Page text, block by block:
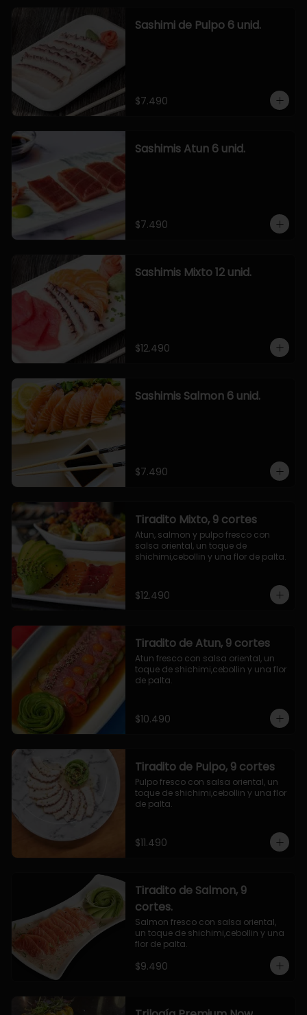
Sashimi de Pulpo 6 unid.
$7.490
Sashimis Atun 6 unid.
$7.490
Sashimis Mixto 12 unid.
$12.490
Sashimis Salmon 6 unid.
$7.490
Tiradito Mixto, 9 cortes
Atun, salmon y pulpo fresco con
salsa oriental, un toque de
shichimi,cebollin y una flor de palta.
$12.490
Tiradito de Atun, 9 cortes
Atun fresco con salsa oriental, un
toque de shichimi,cebollin y una flor
de palta.
$10.490
Tiradito de Pulpo, 9 cortes
Pulpo fresco con salsa oriental, un
toque de shichimi,cebollin y una flor
de palta.
$11.490
Tiradito de Salmon, 9
cortes.
Salmon fresco con salsa oriental,
un toque de shichimi,cebollin y una
flor de palta.
$9.490